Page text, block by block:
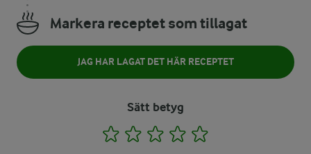
Markera receptet som tillagat
JAG HAR LAGAT DET HÄR RECEPTET
Sätt betyg
1 2 3 4